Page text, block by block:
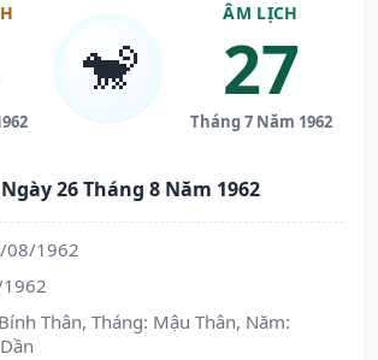
🐒
ÂM LỊCH
27
Tháng 7 Năm 1962
26 Tháng 8 Năm 1962
08/1962
Thân, Tháng: Mậu Thân, Năm: